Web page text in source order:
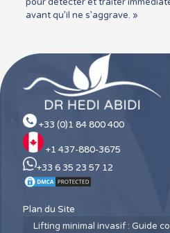
avant qu’il ne s’aggrave. »
+33 (0)1 84 800 400
+1 437-880-3675
+33 6 35 23 57 12
Plan du Site
Lifting minimal invasif : Guide